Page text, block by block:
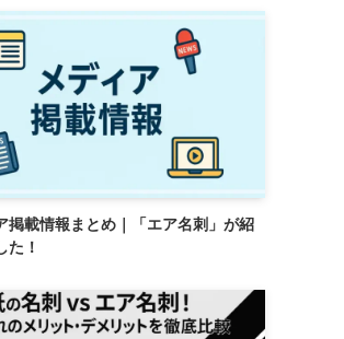
掲載情報まとめ｜「エア名刺」が紹
た！